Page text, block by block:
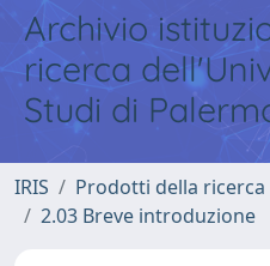
Archivio
ricerca
Studi di
IRIS Prodotti della ricerca
2.03 Breve introduzione